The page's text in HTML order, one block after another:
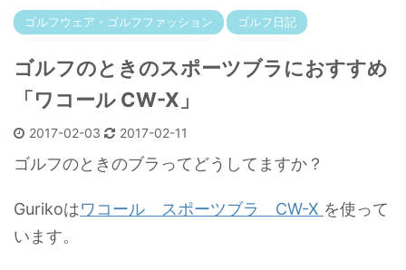
ゴルフウェア・ゴルフファッション ゴルフ日記
ゴルフのときのスポーツブラにおすすめ
「ワコール CW-X」
2017-02-03 2017-02-11
ゴルフのときのブラってどうしてますか？
Gurikoはワコール スポーツブラ CW-X を使って
います。